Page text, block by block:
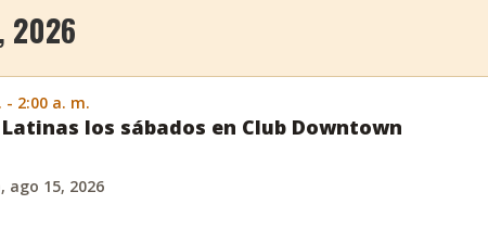
2026
- 2:00 a. m.
los sábados en Club Downtown
ago 15, 2026